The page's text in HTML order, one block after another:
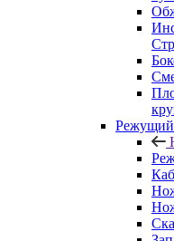
Режущий